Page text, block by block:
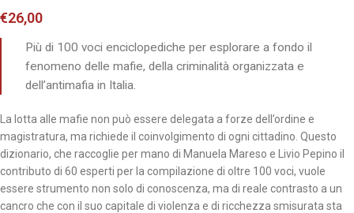
€26,00
Più di 100 voci enciclopediche per esplorare a fondo il
fenomeno delle mafie, della criminalità organizzata e
dell’antimafia in Italia.
La lotta alle mafie non può essere delegata a forze dell’ordine e
magistratura, ma richiede il coinvolgimento di ogni cittadino. Questo
dizionario, che raccoglie per mano di Manuela Mareso e Livio Pepino il
contributo di 60 esperti per la compilazione di oltre 100 voci, vuole
essere strumento non solo di conoscenza, ma di reale contrasto a un
cancro che con il suo capitale di violenza e di ricchezza smisurata sta